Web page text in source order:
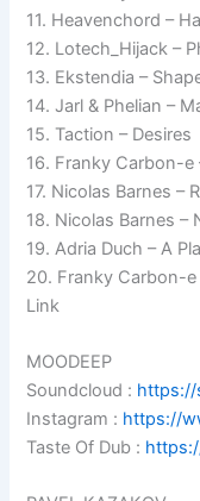
11. Heavenchord –
12. Lotech_Hijack –
13. Ekstendia –
14. Jarl & Phelian –
15. Taction – Desires
16. Franky Carbon-e
17. Nicolas Barnes –
18. Nicolas Barnes –
19. Adria Duch – A
20. Franky Carbon-e
Link
MOODEEP
Soundcloud : https://
Instagram : https://
Taste Of Dub :